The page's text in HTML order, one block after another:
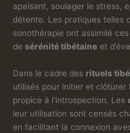
apaisant, soulager le stress,
détente. Les pratiques telles
sonothérapie ont assimilé
desérénité tibétaine et
Dans le cadre des rituels
utilisés pour initier et
propice à l’introspection. Les
leur utilisation sont censés
en facilitant la connexion